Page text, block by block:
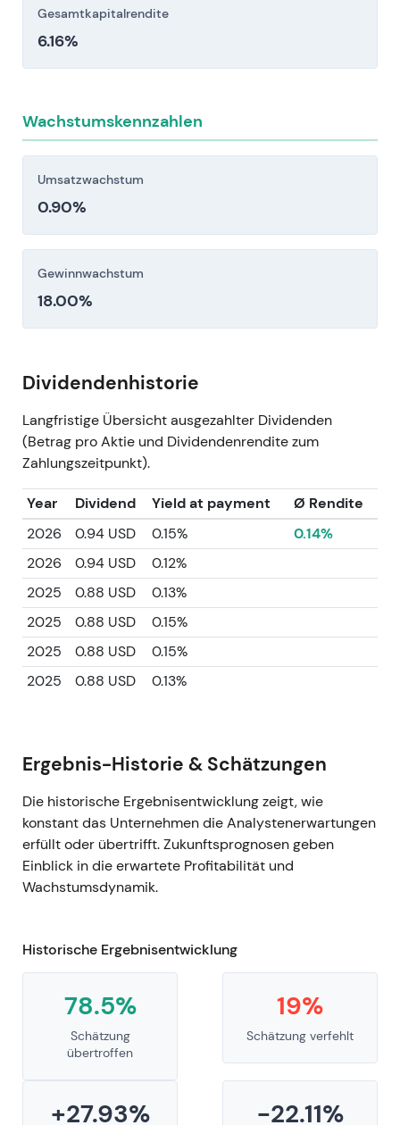
Gesamtkapitalrendite
6.16%
Wachstumskennzahlen
Umsatzwachstum
0.90%
Gewinnwachstum
18.00%
Dividendenhistorie
Langfristige Übersicht ausgezahlter Dividenden
(Betrag pro Aktie und Dividendenrendite zum
Zahlungszeitpunkt).
Year Dividend Yield at payment
Ø Rendite
2026
0.94 USD 0.15%
0.14%
2026
0.94 USD
0.12%
2025
0.88 USD
0.13%
2025
0.88 USD
0.15%
2025
0.88 USD
0.15%
2025
0.88 USD 0.13%
Ergebnis-Historie & Schätzungen
Die historische Ergebnisentwicklung zeigt, wie
konstant das Unternehmen die Analystenerwartungen
erfüllt oder übertrifft. Zukunftsprognosen geben
Einblick in die erwartete Profitabilität und
Wachstumsdynamik.
Historische Ergebnisentwicklung
78.5%
Schätzung
übertroffen
19%
Schätzung verfehlt
+27.93% -22.11%